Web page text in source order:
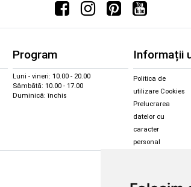
Program
Luni - vineri: 10.00 - 20.00
Sâmbătă: 10.00 - 17.00
Duminică: închis
Informații
Politica de
utilizare Cookies
Prelucrarea
datelor cu
caracter
personal